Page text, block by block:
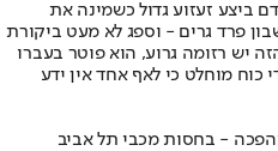
ביצע זעזוע גדול כשמינה את
פרד גרים - וספג לא מעט ביקורת
יש רזומה גרוע, הוא פוטר בעברו
כוח מוחלט כי לאף אחד אין ידע
מהפכה - בחסות מכבי תל אביב